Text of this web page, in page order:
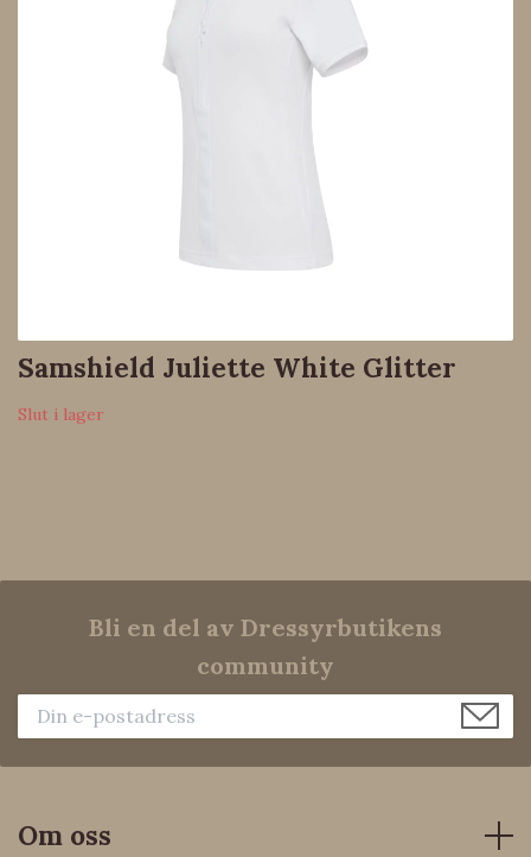
Samshield Juliette White Glitter
Slut i lager
Bli en del av Dressyrbutikens
community
Om oss